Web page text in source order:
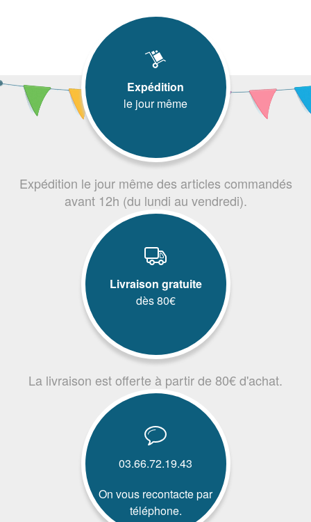
Expédition
le jour même
Expédition le jour même des articles commandés
avant 12h (du lundi au vendredi).
Livraison gratuite
dès 80€
La livraison est offerte à partir de 80€ d'achat.
03.66.72.19.43
On vous recontacte par
téléphone.